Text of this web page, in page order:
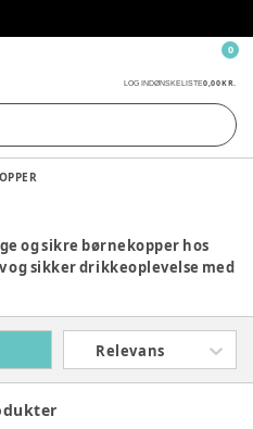
LOG INDØNSKELISTE0,00 KR.
0
og sikre børnekopper hos
og sikker drikkeoplevelse med
Relevans